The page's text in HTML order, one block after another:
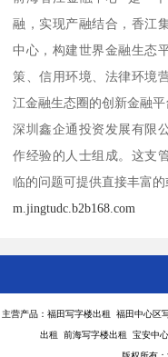
融，实现产融结合，香江
中心，构建世界金融生态
策、信用环境、法律环境
江金融生态圈的创新金融平
深圳鑫企通投资发展有限
作经验的人士组成。这支
临的问题可提供直接丰富
m.jingtudc.b2b168.com
主营产品：福田写字楼出租 福田中心
出租 前海写字楼出租 宝安中